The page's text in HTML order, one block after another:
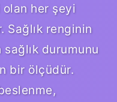
her şeyi
Sağlık renginin
sağlık durumunu
bir ölçüdür.